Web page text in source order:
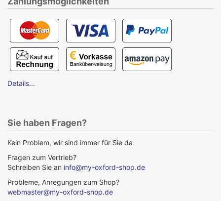
Details...
Sie haben Fragen?
Kein Problem, wir sind immer für Sie da
Fragen zum Vertrieb?
Schreiben Sie an info@my-oxford-shop.de
Probleme, Anregungen zum Shop?
webmaster@my-oxford-shop.de